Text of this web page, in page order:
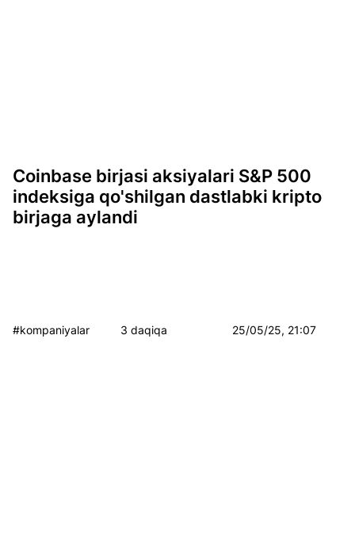
Coinbase birjasi aksiyalari S&P 500
indeksiga qo'shilgan dastlabki kripto
birjaga aylandi
#kompaniyalar 3 daqiqa 25/05/25, 21:07